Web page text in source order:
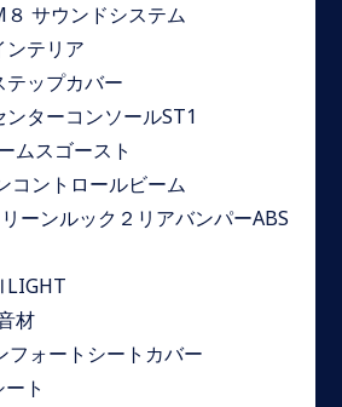
サウンドシステム
ンテリア
テップカバー
ンターコンソールST1
ムスゴースト
コントロールビーム
ーンルック２リアバンパーABS
材
ォートシートカバー
ト